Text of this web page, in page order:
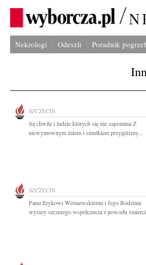
Nekrologi Odeszli Poradnik
SZCZECIN
Są chwile i ludzie których się nie zapomina Z
niewymownym żalem i smutkiem przyjęliśmy...
SZCZECIN
Panu Erykowi Wiśniewskiemu i Jego Rodzinie
wyrazy szczerego współczucia z powodu